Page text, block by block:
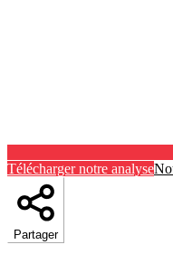
Télécharger notre analyse
Partager